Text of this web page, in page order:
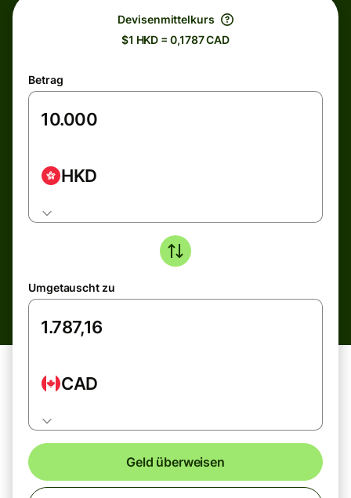
Devisenmittelkurs
$1 HKD = 0,1787 CAD
Betrag
HKD
Umgetauscht zu
CAD
Geld überweisen